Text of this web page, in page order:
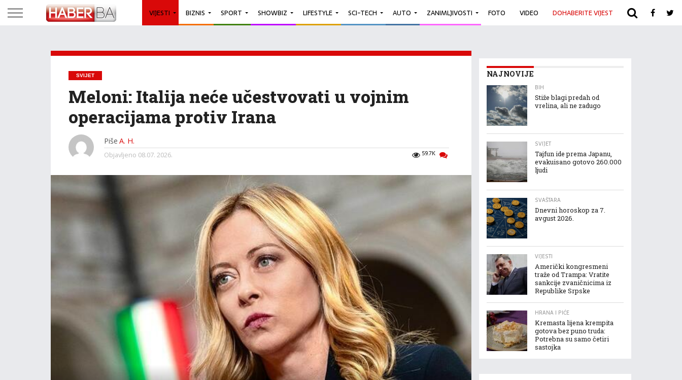
VIJESTI BIZNIS SPORT SHOWBIZ LIFESTYLE SCI-TECH AUTO ZANIMLJIVOSTI FOTO VIDEO DOHABERITE VIJEST ARHIVA
SVIJET
Meloni: Italija neće učestvovati u vojnim
operacijama protiv Irana
Piše A. H.
59.7K
Objavljeno 08.07. 2026.
NAJNOVIJE
BIH
Stiže blagi predah od
vrelina, ali ne zadugo
SVIJET
Tajfun ide prema Japanu,
evakuisano gotovo 260.000
ljudi
SVAŠTARA
Dnevni horoskop za 7.
avgust 2026.
VIJESTI
Američki kongresmeni
traže od Trampa: Vratite
sankcije zvaničnicima iz
Republike Srpske
HRANA I PIĆE
Kremasta lijena krempita
gotova bez puno truda:
Potrebna su samo četiri
sastojka